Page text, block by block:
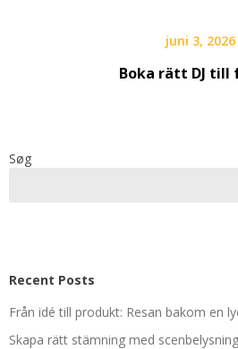
juni 3, 2026
Boka rätt DJ till
Søg
Recent Posts
Från idé till produkt: Resan bakom en
Skapa rätt stämning med scenbelysning